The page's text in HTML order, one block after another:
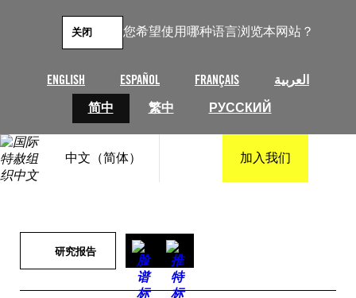
您希望使用哪种语言浏览本网站？
ENGLISH ESPAÑOL FRANÇAIS
العربية
简中
繁中 РУССКИЙ
关闭
中文（简体） 加入我们
研究报告